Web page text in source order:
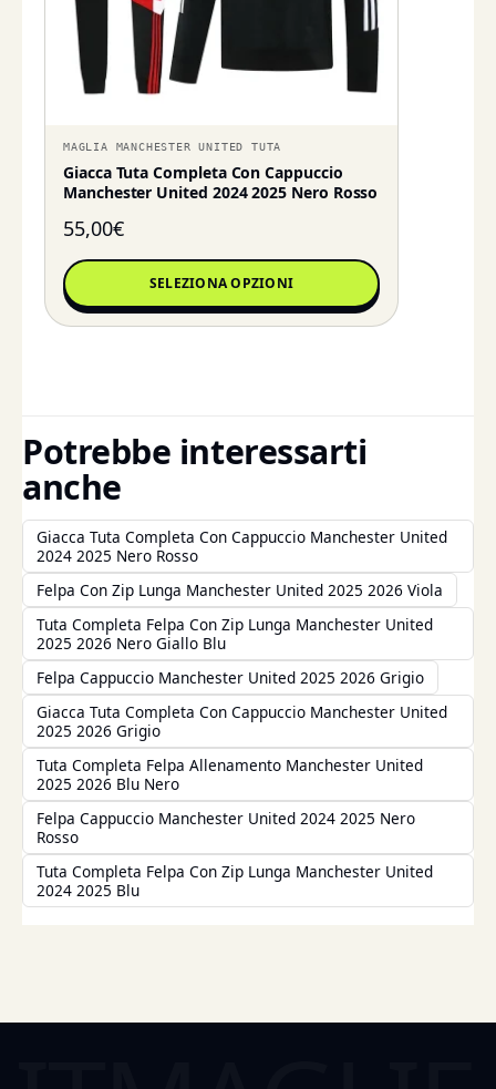
MAGLIA MANCHESTER UNITED TUTA
Giacca Tuta Completa Con Cappuccio
Manchester United 2024 2025 Nero Rosso
55,00€
SELEZIONA OPZIONI
Potrebbe interessarti
anche
Giacca Tuta Completa Con Cappuccio Manchester United
2024 2025 Nero Rosso
Felpa Con Zip Lunga Manchester United 2025 2026 Viola
Tuta Completa Felpa Con Zip Lunga Manchester United
2025 2026 Nero Giallo Blu
Felpa Cappuccio Manchester United 2025 2026 Grigio
Giacca Tuta Completa Con Cappuccio Manchester United
2025 2026 Grigio
Tuta Completa Felpa Allenamento Manchester United
2025 2026 Blu Nero
Felpa Cappuccio Manchester United 2024 2025 Nero
Rosso
Tuta Completa Felpa Con Zip Lunga Manchester United
2024 2025 Blu